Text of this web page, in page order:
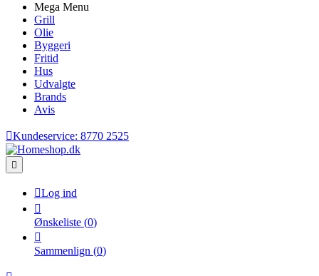
Mega Menu
Grill
Olie
Byggeri
Fritid
Hus
Udvalgte
Brands
Avis
Kundeservice: 8770 2525

Log ind

Ønskeliste (0)

Sammenlign (0)